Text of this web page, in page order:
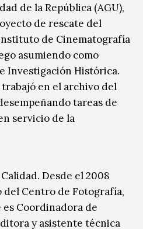
de la República (AGU),
de rescate del
de Cinematografía
asumiendo como
Investigación Histórica.
trabajó en el archivo del
tareas de
servicio de la
Desde el 2008
Centro de Fotografía,
Coordinadora de
y asistente técnica